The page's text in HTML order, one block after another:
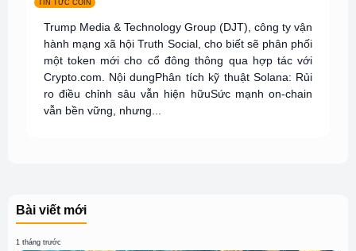
TIN TỨC COIN
Trump Media & Technology Group (DJT), công ty vận
hành mạng xã hội Truth Social, cho biết sẽ phân phối
một token mới cho cổ đông thông qua hợp tác với
Crypto.com. Nội dungPhân tích kỹ thuật Solana: Rủi
ro điều chỉnh sâu vẫn hiện hữuSức mạnh on-chain
vẫn bền vững, nhưng...
Bài viết mới
1 tháng trước